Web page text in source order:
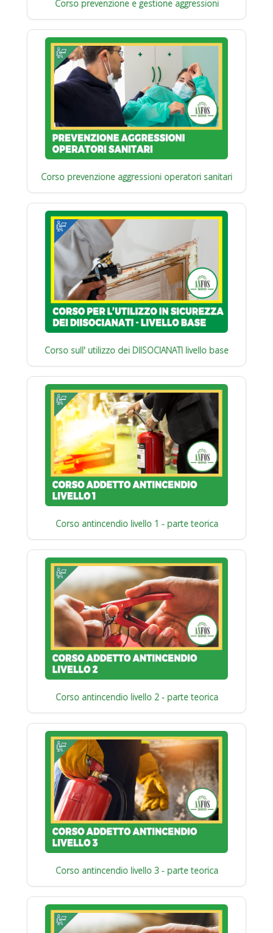
Corso prevenzione e gestione aggressioni
Corso prevenzione aggressioni operatori sanitari
Corso sull' utilizzo dei DIISOCIANATI livello base
Corso antincendio livello 1 - parte teorica
Corso antincendio livello 2 - parte teorica
Corso antincendio livello 3 - parte teorica